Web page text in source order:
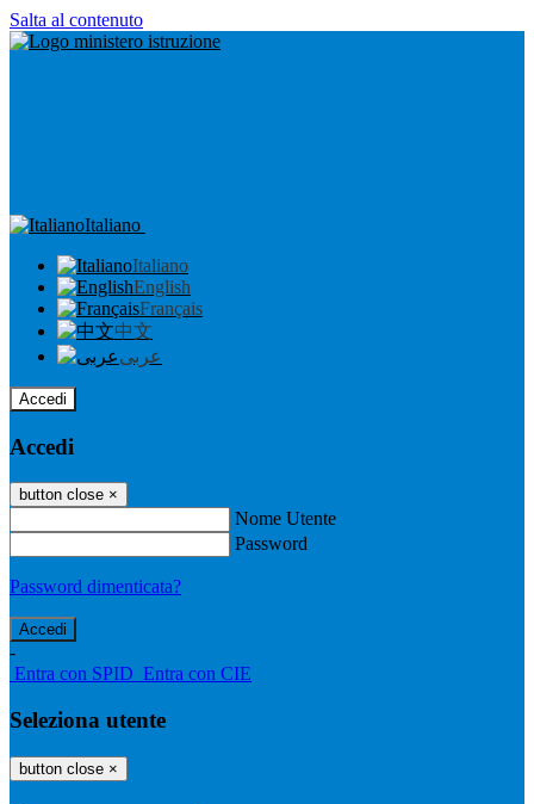
Salta al contenuto
Italiano
Italiano
English
Français
中文
عربى
Accedi
Accedi
button close ×
Nome Utente
Password
Password dimenticata?
-
Entra con SPID Entra con CIE
Seleziona utente
button close ×